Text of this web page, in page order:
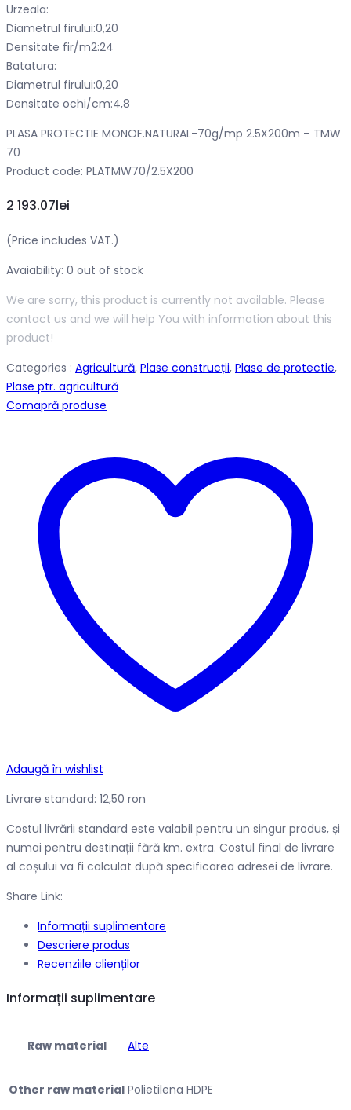
Urzeala:
Diametrul firului:0,20
Densitate fir/m2:24
Batatura:
Diametrul firului:0,20
Densitate ochi/cm:4,8
PLASA PROTECTIE MONOF.NATURAL-70g/mp 2.5X200m – TMW
70
Product code: PLATMW70/2.5X200
2 193.07lei
(Price includes VAT.)
Avaiability: 0 out of stock
We are sorry, this product is currently not available. Please
contact us and we will help You with information about this
product!
Categories : Agricultură, Plase construcții, Plase de protectie,
Plase ptr. agricultură
Comapră produse
Adaugă în wishlist
Livrare standard: 12,50 ron
Costul livrării standard este valabil pentru un singur produs, și
numai pentru destinații fără km. extra. Costul final de livrare
al coșului va fi calculat după specificarea adresei de livrare.
Share Link:
Informații suplimentare
Descriere produs
Recenziile clienților
Informații suplimentare
Raw material Alte
Other raw material Polietilena HDPE